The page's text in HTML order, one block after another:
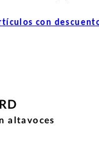
con
altavoces